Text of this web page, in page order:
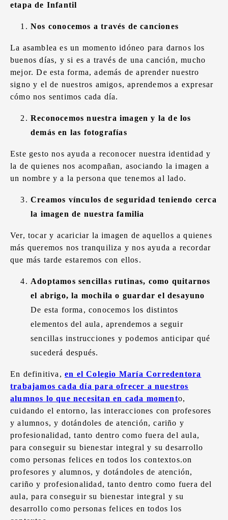
etapa de Infantil
Nos conocemos a través de canciones
La asamblea es un momento idóneo para darnos los
buenos días, y si es a través de una canción, mucho
mejor. De esta forma, además de aprender nuestro
signo y el de nuestros amigos, aprendemos a expresar
cómo nos sentimos cada día.
Reconocemos nuestra imagen y la de los
demás en las fotografías
Este gesto nos ayuda a reconocer nuestra identidad y
la de quienes nos acompañan, asociando la imagen a
un nombre y a la persona que tenemos al lado.
Creamos vínculos de seguridad teniendo cerca
la imagen de nuestra familia
Ver, tocar y acariciar la imagen de aquellos a quienes
más queremos nos tranquiliza y nos ayuda a recordar
que más tarde estaremos con ellos.
Adoptamos sencillas rutinas, como quitarnos
el abrigo, la mochila o guardar el desayuno
De esta forma, conocemos los distintos
elementos del aula, aprendemos a seguir
sencillas instrucciones y podemos anticipar qué
sucederá después.
En definitiva, en el Colegio María Corredentora
trabajamos cada día para ofrecer a nuestros
alumnos lo que necesitan en cada momento,
cuidando el entorno, las interacciones con profesores
y alumnos, y dotándoles de atención, cariño y
profesionalidad, tanto dentro como fuera del aula,
para conseguir su bienestar integral y su desarrollo
como personas felices en todos los contextos.on
profesores y alumnos, y dotándoles de atención,
cariño y profesionalidad, tanto dentro como fuera del
aula, para conseguir su bienestar integral y su
desarrollo como personas felices en todos los